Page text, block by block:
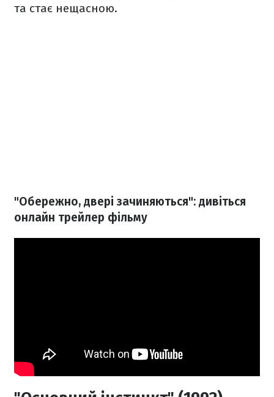
та стає нещасною.
"Обережно, двері зачиняються": дивіться
онлайн трейлер фільму